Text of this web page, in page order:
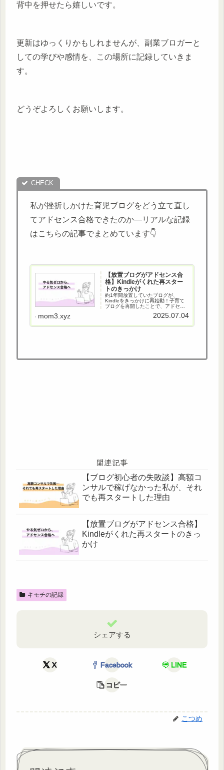
背中を押せたら嬉しいです。
更新はゆっくりかもしれませんが、副業ブロガーと
しての学びや感情を、この場所に記録していきま
す。
どうぞよろしくお願いします。
私が挫折しかけた育児ブログをどう立て直し
てアドセンス合格できたのか―リアルな記録
はこちらの記事でまとめています👇
【放置ブログがアドセンス合
格】Kindleがくれた再スター
トのきっかけ
約1年間放置していたブログが、
Kindleをきっかけに再始動！子育て
ブログを再開したことで、アドセン
介します。ブログが止まってしまっ
mom3.xyz 2025.07.04
関連記事
【ブログ初心者の失敗談】高額コ
ンサルで稼げなかった私が、それ
でも再スタートした理由
【放置ブログがアドセンス合格】
Kindleがくれた再スタートのきっ
かけ
キモチの記録
シェアする
X Facebook LINE
コピー
こつめ